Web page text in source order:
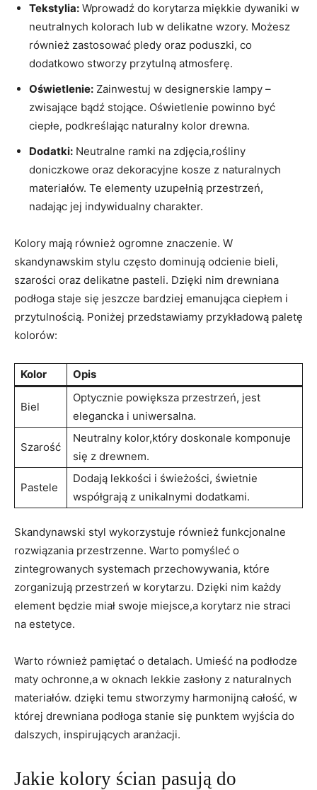
Tekstylia: Wprowadź do korytarza miękkie dywaniki w
neutralnych kolorach lub w delikatne wzory. Możesz
również zastosować pledy oraz poduszki, co
dodatkowo stworzy przytulną atmosferę.
Oświetlenie: Zainwestuj w designerskie lampy –
zwisające bądź stojące. Oświetlenie powinno być‌
ciepłe, ⁢podkreślając naturalny kolor​ drewna.
Dodatki: Neutralne ramki na zdjęcia,rośliny
doniczkowe oraz dekoracyjne kosze z naturalnych​
materiałów. Te ‍elementy uzupełnią​ przestrzeń,
nadając jej indywidualny charakter.
Kolory mają również ogromne znaczenie. W
skandynawskim stylu często dominują odcienie bieli,
szarości oraz delikatne pasteli. Dzięki nim​ drewniana
podłoga staje się jeszcze ‌bardziej emanująca ciepłem i
przytulnością. ⁢Poniżej przedstawiamy przykładową paletę
kolorów:
Kolor Opis
Biel
Optycznie powiększa przestrzeń, jest
elegancka ⁢i uniwersalna.
Szarość
Neutralny kolor,który doskonale komponuje
się z drewnem.
Pastele
Dodają‍ lekkości i świeżości, świetnie
współgrają z unikalnymi dodatkami.
Skandynawski styl ⁣wykorzystuje również funkcjonalne
rozwiązania przestrzenne. ⁣Warto pomyśleć‍ o
zintegrowanych systemach przechowywania, które
zorganizują przestrzeń w korytarzu. Dzięki nim każdy
element będzie miał swoje miejsce,a korytarz nie⁣ straci
na estetyce.
Warto również pamiętać o detalach. Umieść na podłodze
maty ochronne,a w oknach lekkie zasłony z ⁤naturalnych
materiałów. dzięki temu stworzymy harmonijną całość, w
której drewniana podłoga stanie się punktem wyjścia do
dalszych, inspirujących aranżacji.
Jakie kolory⁤ ścian pasują​ do